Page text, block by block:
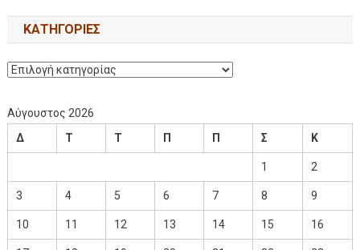
KΑΤΗΓΟΡΊΕΣ
Αύγουστος 2026
Δ
Τ Τ Π Π Σ Κ
1 2
3 4 5 6 7 8 9
10 11 12 13 14 15 16